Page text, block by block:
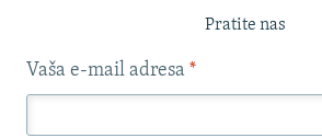
Pratite nas
Vaša e-mail adresa *